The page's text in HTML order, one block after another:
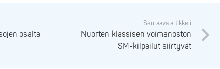
osalta
Seuraava artikkeli
Nuorten klassisen voimanoston
SM-kilpailut siirtyvät